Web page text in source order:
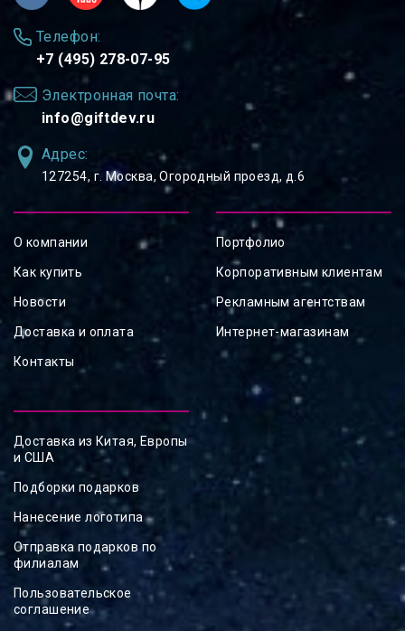
Телефон:
+7 (495) 278-07-95
Электронная почта:
info@giftdev.ru
Адрес:
127254, ⁠г. Москва, Огородный проезд, д.6
О компании
Как купить
Новости
Доставка и оплата
Контакты
Портфолио
Корпоративным клиентам
Рекламным агентствам
Интернет-магазинам
Доставка из Китая, Европы
и США
Подборки подарков
Нанесение логотипа
Отправка подарков по
филиалам
Пользовательское
соглашение